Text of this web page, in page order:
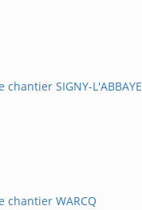
chantier SIGNY-L'ABBAYE
chantier WARCQ